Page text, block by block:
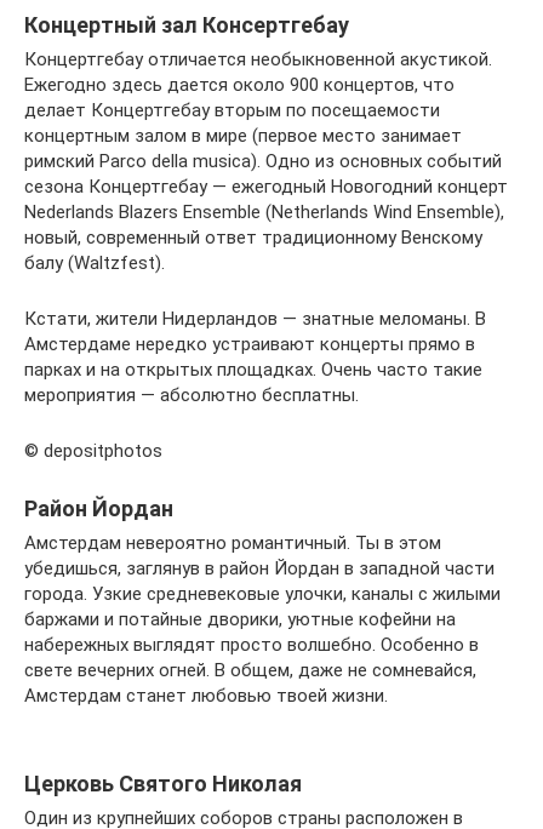
Концертный зал Консертгебау
Концертгебау отличается необыкновенной акустикой.
Ежегодно здесь дается около 900 концертов, что
делает Концертгебау вторым по посещаемости
концертным залом в мире (первое место занимает
римский Parco della musica). Одно из основных событий
сезона Концертгебау — ежегодный Новогодний концерт
Nederlands Blazers Ensemble (Netherlands Wind Ensemble),
новый, современный ответ традиционному Венскому
балу (Waltzfest).
Кстати, жители Нидерландов — знатные меломаны. В
Амстердаме нередко устраивают концерты прямо в
парках и на открытых площадках. Очень часто такие
мероприятия — абсолютно бесплатны.
© depositphotos
Район Йордан
Амстердам невероятно романтичный. Ты в этом
убедишься, заглянув в район Йордан в западной части
города. Узкие средневековые улочки, каналы с жилыми
баржами и потайные дворики, уютные кофейни на
набережных выглядят просто волшебно. Особенно в
свете вечерних огней. В общем, даже не сомневайся,
Амстердам станет любовью твоей жизни.
Церковь Святого Николая
Один из крупнейших соборов страны расположен в